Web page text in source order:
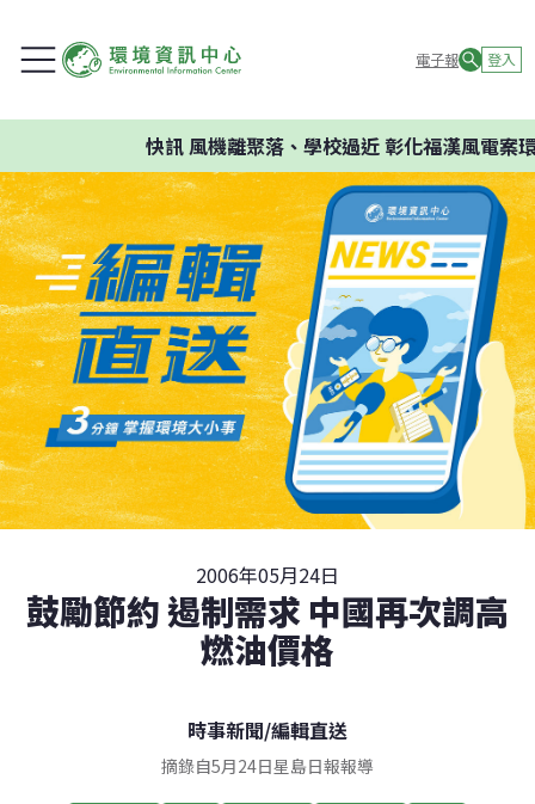
電子報 登入
快訊風機離聚落、學校過近 彰化福漢風電案環
2006年05月24日
鼓勵節約 遏制需求 中國再次調高
燃油價格
時事新聞/編輯直送
摘錄自5月24日星島日報報導